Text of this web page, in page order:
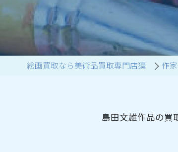
西洋アンティーク買取
中国骨董品買取
時価評価サービス
絵画買取なら美術品買取専門店獏 作
島田文雄作品の買